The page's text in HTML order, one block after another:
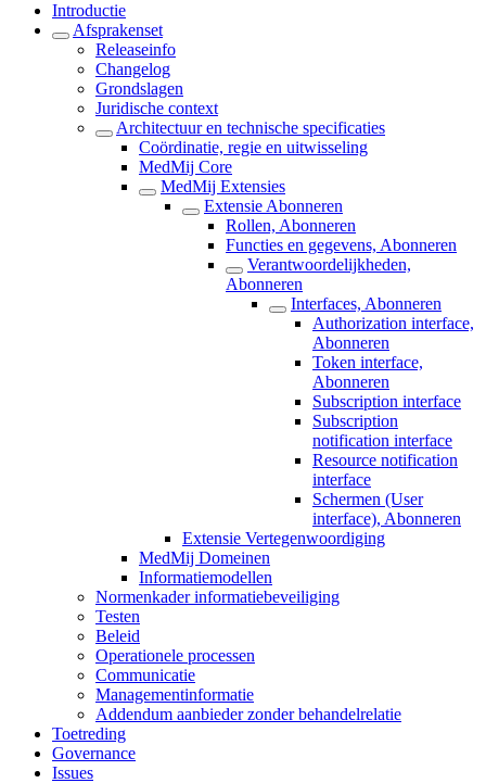
Introductie
Afsprakenset
Releaseinfo
Changelog
Grondslagen
Juridische context
Architectuur en technische specificaties
Coördinatie, regie en uitwisseling
MedMij Core
MedMij Extensies
Extensie Abonneren
Rollen, Abonneren
Functies en gegevens, Abonneren
Verantwoordelijkheden,
Abonneren
Interfaces, Abonneren
Authorization interface,
Abonneren
Token interface,
Abonneren
Subscription interface
Subscription
notification interface
Resource notification
interface
Schermen (User
interface), Abonneren
Extensie Vertegenwoordiging
MedMij Domeinen
Informatiemodellen
Normenkader informatiebeveiliging
Testen
Beleid
Operationele processen
Communicatie
Managementinformatie
Addendum aanbieder zonder behandelrelatie
Toetreding
Governance
Issues